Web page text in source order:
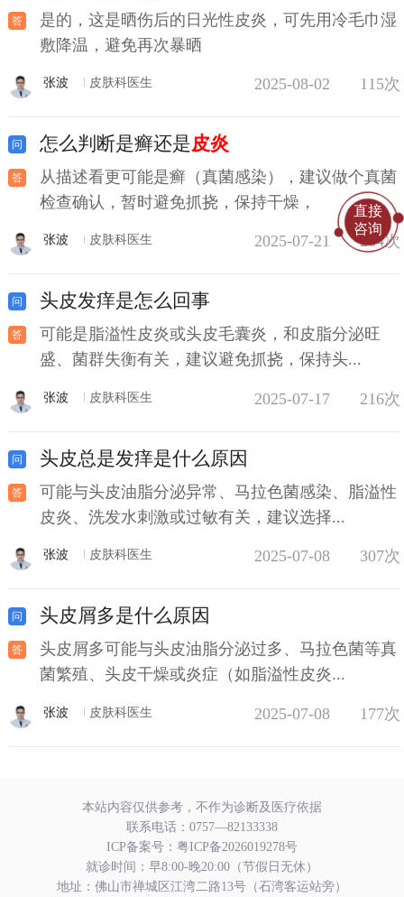
是的，这是晒伤后的日光性皮炎，可先用冷毛巾湿
敷降温，避免再次暴晒
张波 皮肤科医生 2025-08-02 115次
怎么判断是癣还是皮炎
从描述看更可能是癣（真菌感染），建议做个真菌
检查确认，暂时避免抓挠，保持干燥，
张波 皮肤科医生 2025-07-21 264次
头皮发痒是怎么回事
可能是脂溢性皮炎或头皮毛囊炎，和皮脂分泌旺
盛、菌群失衡有关，建议避免抓挠，保持头...
张波 皮肤科医生 2025-07-17 216次
头皮总是发痒是什么原因
可能与头皮油脂分泌异常、马拉色菌感染、脂溢性
皮炎、洗发水刺激或过敏有关，建议选择...
张波 皮肤科医生 2025-07-08 307次
头皮屑多是什么原因
头皮屑多可能与头皮油脂分泌过多、马拉色菌等真
菌繁殖、头皮干燥或炎症（如脂溢性皮炎...
张波 皮肤科医生 2025-07-08 177次
本站内容仅供参考，不作为诊断及医疗依据
联系电话： 0757—82133338
ICP备案号： 粤ICP备2026019278号
就诊时间：早8:00-晚20:00（节假日无休）
地址：佛山市禅城区江湾二路13号（石湾客运站旁）
直接
咨询